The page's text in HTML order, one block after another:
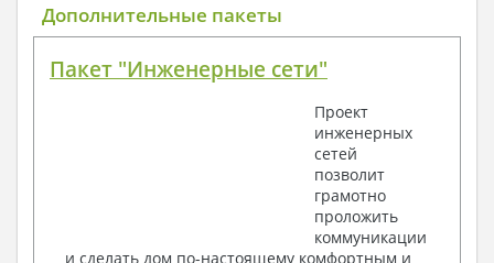
1. Архитектурный раздел:
План координационных осей
Поэтажные маркировочные планы с
Разрезы и состав конструкций
Фасады с ведомостью внешних отделок
Элементы проемов – спецификация
Ведомость перемычек – сечения и
Дополнительные пакеты
Пакет "Инженерные сети"
Проект
инженерных
сетей
позволит
грамотно
проложить
коммуникации
и сделать дом по-настоящему комфортным и